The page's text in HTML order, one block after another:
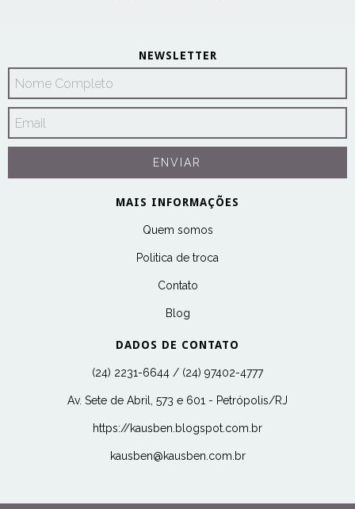
NEWSLETTER
MAIS INFORMAÇÕES
Quem somos
Politica de troca
Contato
Blog
DADOS DE CONTATO
(24) 2231-6644 / (24) 97402-4777
Av. Sete de Abril, 573 e 601 - Petrópolis/RJ
https://kausben.blogspot.com.br
kausben@kausben.com.br